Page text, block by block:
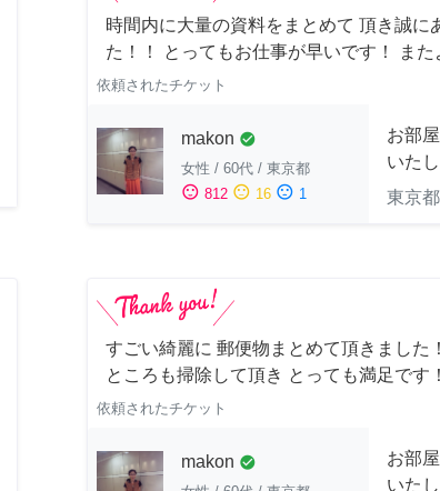
時間内に大量の資料をまとめて 頂き誠に
た！！ とってもお仕事が早いです！ また
依頼されたチケット
makon check_circle
女性 / 60代 / 東京都
sentiment_satisfied 812 sentiment_neutral 16 sentiment_dissatisfied 1
お部
いた
東京都
すごい綺麗に 郵便物まとめて頂きました
ところも掃除して頂き とっても満足です
依頼されたチケット
makon check_circle
お部
いた